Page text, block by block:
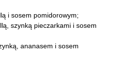
i sosem pomidorowym;
szynką pieczarkami i sosem
ananasem i sosem